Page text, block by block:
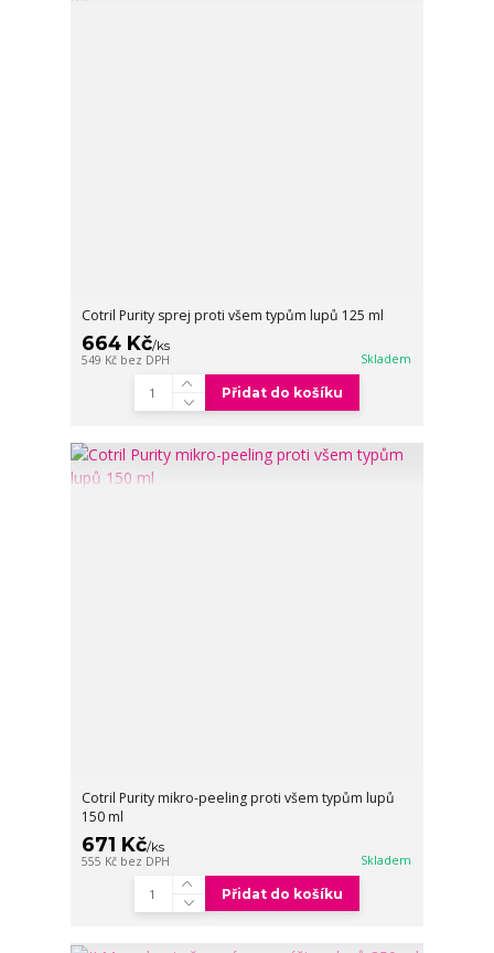
Cotril Purity sprej proti všem typům lupů 125 ml
664 Kč/ks
549 Kč bez DPH Skladem
Přidat do košíku
Cotril Purity mikro-peeling proti všem typům lupů
150 ml
671 Kč/ks
555 Kč bez DPH Skladem
Přidat do košíku